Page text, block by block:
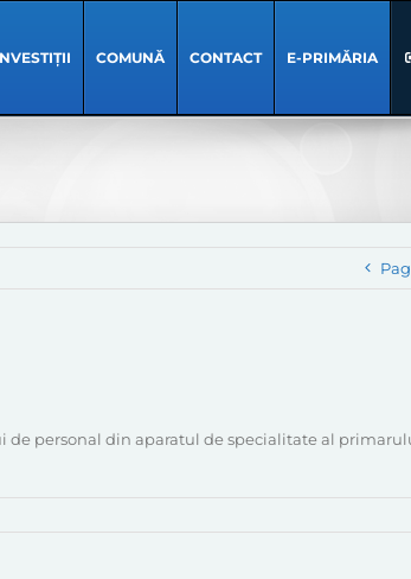
COMUNĂ CONTACT E-PRIMĂRIA
personal din aparatul de specialitate al